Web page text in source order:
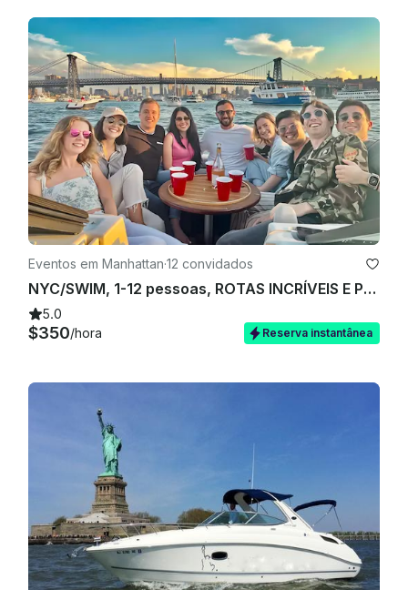
Eventos em Manhattan·12 convidados
NYC/SWIM, 1-12 pessoas, ROTAS INCRÍVEIS E PERSONALIZADAS!
5.0
$350/hora Reserva instantânea